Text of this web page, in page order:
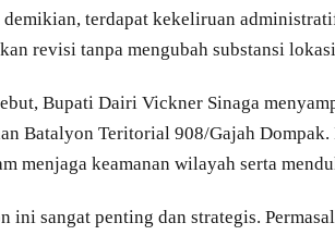
demikian, terdapat kekeliruan
revisi tanpa mengubah substansi
Bupati Dairi Vickner Sinaga
Batalyon Teritorial 908/Gajah Dompak.
menjaga keamanan wilayah serta
ini sangat penting dan strategis.